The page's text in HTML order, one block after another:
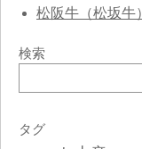
松阪牛（松坂
検索
索
タグ